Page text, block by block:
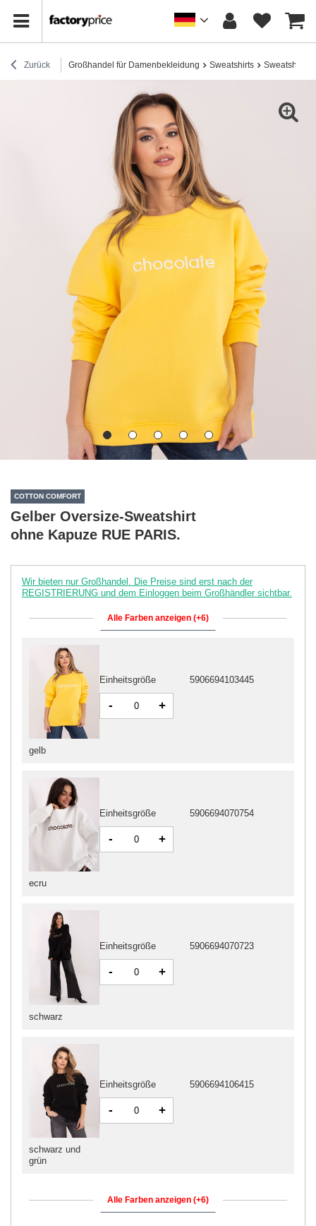
Zurück Großhandel für Damenbekleidung Sweatshirts Sweatshirts
COTTON COMFORT
Gelber Oversize-Sweatshirt
ohne Kapuze RUE PARIS.
Wir bieten nur Großhandel. Die Preise sind erst nach der
REGISTRIERUNG und dem Einloggen beim Großhändler sichtbar.
Alle Farben anzeigen (+6)
ecru
Einheitsgröße 5906694070754
- +
schwarz
Einheitsgröße 5906694070723
- +
schwarz und
grün
Einheitsgröße 5906694106415
- +
gelb
Einheitsgröße 5906694103445
- +
Alle Farben anzeigen (+6)